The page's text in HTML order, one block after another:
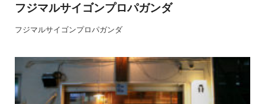
フジマルサイゴンプロパガンダ
フジマルサイゴンプロパガンダ